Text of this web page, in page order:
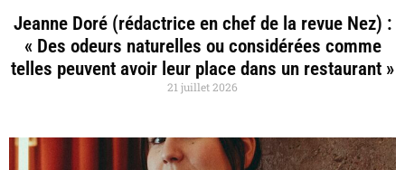
Jeanne Doré (rédactrice en chef de la revue Nez) :
« Des odeurs naturelles ou considérées comme
telles peuvent avoir leur place dans un restaurant »
21 juillet 2026